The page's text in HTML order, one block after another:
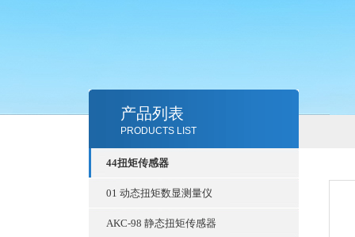
产品列表
PRODUCTS LIST
44扭矩传感器
01 动态扭矩数显测量仪
AKC-98 静态扭矩传感器